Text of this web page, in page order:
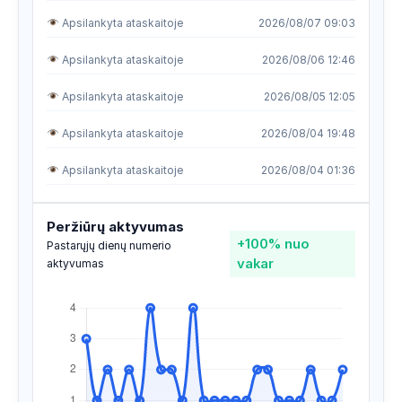
Apsilankyta ataskaitoje 2026/08/07 09:03
Apsilankyta ataskaitoje 2026/08/06 12:46
Apsilankyta ataskaitoje 2026/08/05 12:05
Apsilankyta ataskaitoje 2026/08/04 19:48
Apsilankyta ataskaitoje 2026/08/04 01:36
Apsilankyta ataskaitoje 2026/08/03 20:33
Apsilankyta ataskaitoje 2026/08/01 11:52
Apsilankyta ataskaitoje
Apsilankyta ataskaitoje
Apsilankyta ataskaitoje 2026/07/27 19:25
Peržiūrų aktyvumas
Pastarųjų dienų numerio
aktyvumas
+100% nuo
vakar